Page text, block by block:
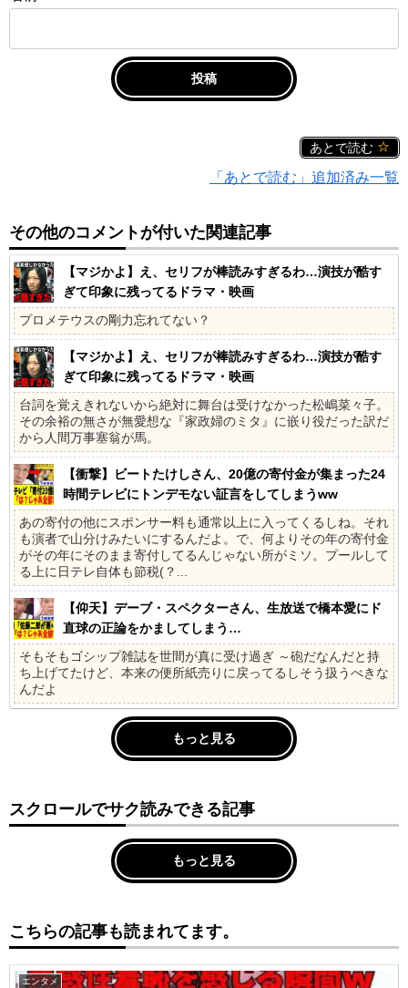
あとで読む
「あとで読む」追加済み一覧
その他のコメントが付いた関連記事
【マジかよ】え、セリフが棒読みすぎるわ…演技が酷す
ぎて印象に残ってるドラマ・映画
プロメテウスの剛力忘れてない？
【マジかよ】え、セリフが棒読みすぎるわ…演技が酷す
ぎて印象に残ってるドラマ・映画
台詞を覚えきれないから絶対に舞台は受けなかった松嶋菜々子。
その余裕の無さが無愛想な『家政婦のミタ』に嵌り役だった訳だ
から人間万事塞翁が馬。
【衝撃】ビートたけしさん、20億の寄付金が集まった24
時間テレビにトンデモない証言をしてしまうww
あの寄付の他にスポンサー料も通常以上に入ってくるしね。それ
も演者で山分けみたいにするんだよ。で、何よりその年の寄付金
がその年にそのまま寄付してるんじゃない所がミソ。プールして
る上に日テレ自体も節税(？...
【仰天】デーブ・スペクターさん、生放送で橋本愛にド
直球の正論をかましてしまう…
そもそもゴシップ雑誌を世間が真に受け過ぎ ～砲だなんだと持
ち上げてたけど、本来の便所紙売りに戻ってるしそう扱うべきな
んだよ
もっと見る
スクロールでサク読みできる記事
もっと見る
こちらの記事も読まれてます。
エンタメ